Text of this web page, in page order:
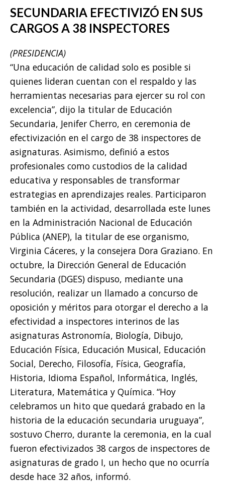
SECUNDARIA EFECTIVIZÓ EN SUS
CARGOS A 38 INSPECTORES
(PRESIDENCIA)
“Una educación de calidad solo es posible si
quienes lideran cuentan con el respaldo y las
herramientas necesarias para ejercer su rol con
excelencia”, dijo la titular de Educación
Secundaria, Jenifer Cherro, en ceremonia de
efectivización en el cargo de 38 inspectores de
asignaturas. Asimismo, definió a estos
profesionales como custodios de la calidad
educativa y responsables de transformar
estrategias en aprendizajes reales. Participaron
también en la actividad, desarrollada este lunes
en la Administración Nacional de Educación
Pública (ANEP), la titular de ese organismo,
Virginia Cáceres, y la consejera Dora Graziano. En
octubre, la Dirección General de Educación
Secundaria (DGES) dispuso, mediante una
resolución, realizar un llamado a concurso de
oposición y méritos para otorgar el derecho a la
efectividad a inspectores interinos de las
asignaturas Astronomía, Biología, Dibujo,
Educación Física, Educación Musical, Educación
Social, Derecho, Filosofía, Física, Geografía,
Historia, Idioma Español, Informática, Inglés,
Literatura, Matemática y Química. “Hoy
celebramos un hito que quedará grabado en la
historia de la educación secundaria uruguaya”,
sostuvo Cherro, durante la ceremonia, en la cual
fueron efectivizados 38 cargos de inspectores de
asignaturas de grado I, un hecho que no ocurría
desde hace 32 años, informó.